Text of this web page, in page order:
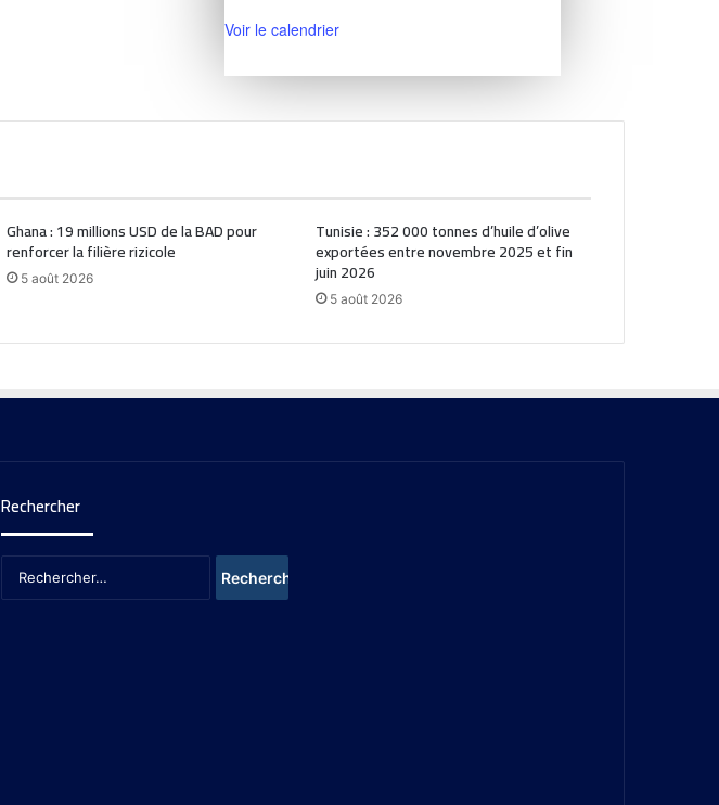
Voir le calendrier
Ghana : 19 millions USD de la BAD pour
renforcer la filière rizicole
5 août 2026
Tunisie : 352 000 tonnes d’huile d’olive
exportées entre novembre 2025 et fin
juin 2026
5 août 2026
Rechercher